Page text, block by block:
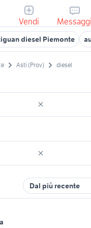
Vendi Messaggi
diesel Piemonte
Asti (Prov) diesel
Dal più recente